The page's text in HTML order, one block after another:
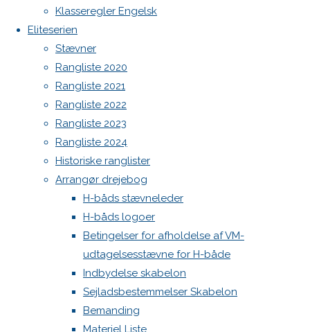
Klasseregler Engelsk
Eliteserien
Stævner
Rangliste 2020
Rangliste 2021
Rangliste 2022
Rangliste 2023
Rangliste 2024
Historiske ranglister
Arrangør drejebog
H-båds stævneleder
H-båds logoer
Betingelser for afholdelse af VM-
udtagelsesstævne for H-både
Indbydelse skabelon
Sejladsbestemmelser Skabelon
Bemanding
Materiel Liste
Full
size
969 × 969
pixels
Previous
image
Next
image
Skriv
et
svar
WordPress.org